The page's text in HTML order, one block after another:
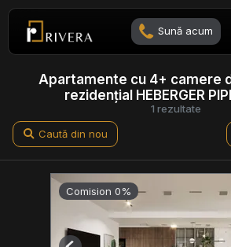
Sună acum
1 rezultate
Apartamente cu 4+ camere
rezidențial HEBERGER
Caută din nou
Comision 0%